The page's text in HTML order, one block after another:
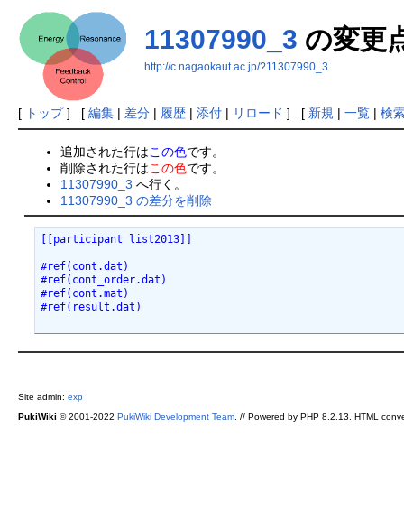
11307990_3 の変更
http://c.nagaokaut.ac.jp/?11307990_3
[ トップ] [ 編集| 差分| 履歴| 添付| リロード ] [ 新規 | 一覧| 検
追加された行はこの色です。
削除された行はこの色です。
11307990_3 へ行く。
11307990_3 の差分を削除
[[participant list2013]]
#ref(cont.dat)
#ref(cont_order.dat)
#ref(cont.mat)
#ref(result.dat)
Site admin: exp
PukiWiki © 2001-2022 PukiWiki Development Team. // Powered by PHP 8.2.13. HTML